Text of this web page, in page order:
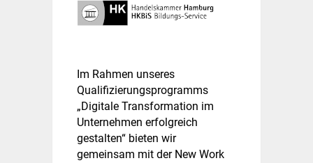
Im Rahmen unseres
Qualifizierungsprogramms
„Digitale Transformation im
Unternehmen erfolgreich
gestalten“ bieten wir
gemeinsam mit der New Work